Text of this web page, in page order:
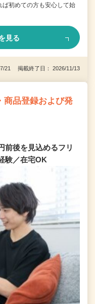
初めての方も安心して始
見る
21 掲載終了日： 2026/11/13
商品登録および発
前後を見込めるフリ
験／在宅OK